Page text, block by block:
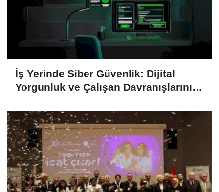
İş Yerinde Siber Güvenlik: Dijital
Yorgunluk ve Çalışan Davranışlarının